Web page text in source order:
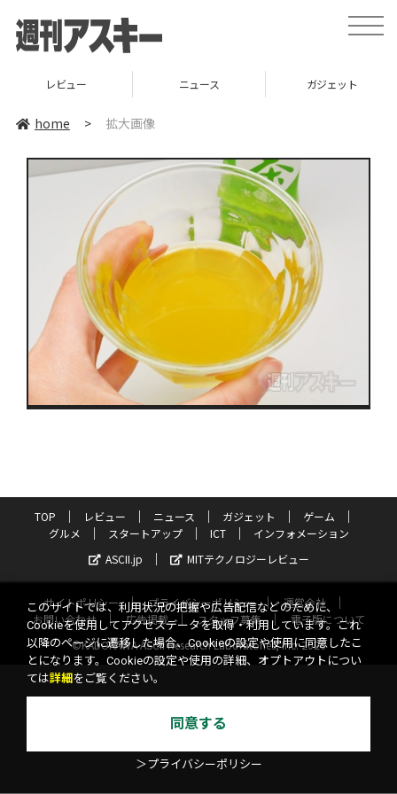
toggle
レビュー ニュース ガジェット
home > 拡大画像
TOP レビュー ニュース ガジェット
ゲーム
グルメ
スタートアップ ICT
インフォメーション
ASCII.jp
MITテクノロジーレビュー
サイトポリシー プライバシーポリシー
運営会社
お問い合わせ
広告掲載 スタッフ募集
電子版について
©KADOKAWA ASCII Research Laboratories, Inc. 2026
このサイトでは、利用状況の把握や広告配信などのために、
Cookieを使用してアクセスデータを取得・利用しています。これ
以降のページに遷移した場合、Cookieの設定や使用に同意したこ
とになります。Cookieの設定や使用の詳細、オプトアウトについ
ては詳細 をご覧ください。
同意する
＞プライバシーポリシー